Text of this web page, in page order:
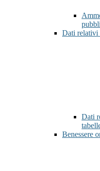
Dati relativi
Dati
Benessere